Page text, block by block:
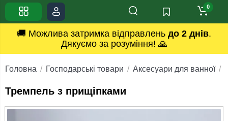
🚚 Можлива затримка відправлень до 2 днів.
Дякуємо за розуміння! 🙏
0
Головна Господарські товари Аксесуари для ванної
Тремпель з прищіпками